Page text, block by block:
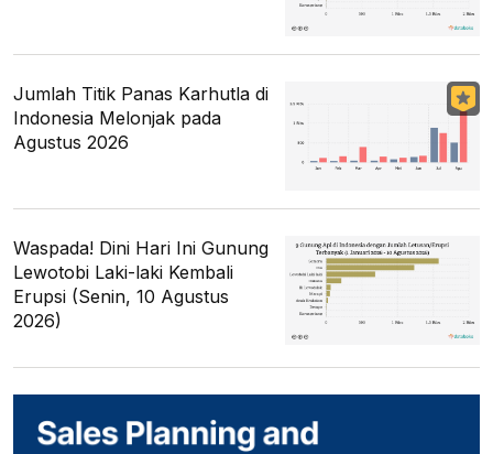
Jumlah Titik Panas Karhutla di
Indonesia Melonjak pada
Agustus 2026
Waspada! Dini Hari Ini Gunung
Lewotobi Laki-laki Kembali
Erupsi (Senin, 10 Agustus
2026)